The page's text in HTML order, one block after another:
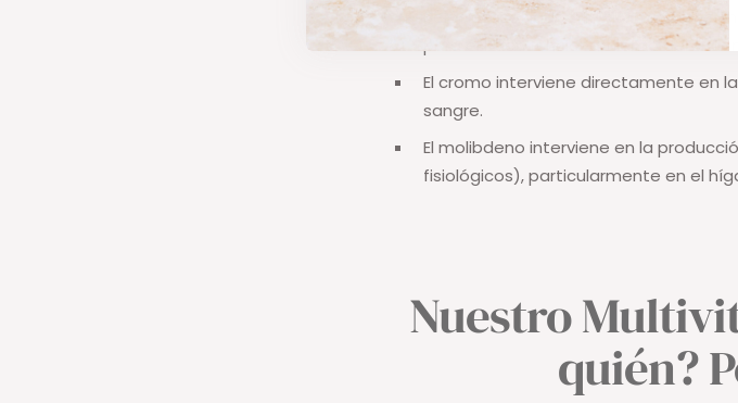
Selenio: asociado a la vitamina E, es
para el buen funcionamiento del
El cromo interviene directamente en
sangre.
El molibdeno interviene en la
fisiológicos), particularmente en el
Nuestro
quién?